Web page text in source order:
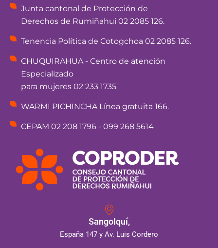
Junta cantonal de Protección de
Derechos de Rumiñahui 02 2085 126.
Tenencia Política de Cotogchoa 02 2085 126.
CHUQUIRAHUA - Centro de atención
Especializado
para mujeres 02 233 1735
WARMI PICHINCHA Línea gratuita 166.
CEPAM 02 208 1796 - 099 268 5614
Sangolquí,
España 147 y Av. Luis Cordero